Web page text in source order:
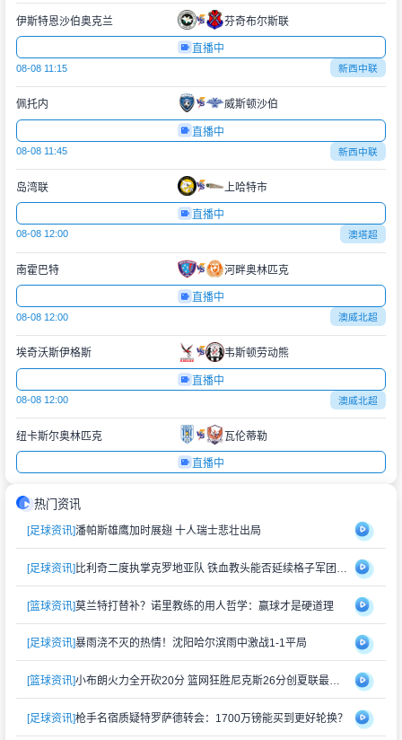
伊斯特恩沙伯奥克兰 芬奇布尔斯联
直播中
08-08 11:15 新西中联
佩托内 威斯顿沙伯
直播中
08-08 11:45 新西中联
岛湾联 上哈特市
直播中
08-08 12:00 澳塔超
南霍巴特 河畔奥林匹克
直播中
08-08 12:00 澳威北超
埃奇沃斯伊格斯 韦斯顿劳动熊
直播中
08-08 12:00 澳威北超
纽卡斯尔奥林匹克 瓦伦蒂勒
直播中
热门资讯
[足球资讯]潘帕斯雄鹰加时展翅 十人瑞士悲壮出局
[足球资讯]
[篮球资讯]莫兰特打替补？诺里教练的用人哲学：赢球才是硬道理
[足球资讯]暴雨浇不灭的热情！沈阳哈尔滨雨中激战1-1平局
[篮球资讯] 小布朗火力全开砍20分 篮网狂胜尼克斯26分创夏联最大分差
[足球资讯]枪手名宿质疑特罗萨德转会：1700万镑能买到更好轮换？